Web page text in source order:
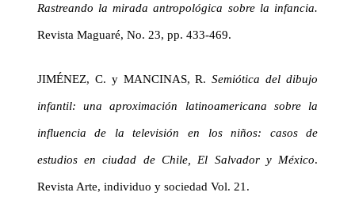
Rastreando la mirada antropológica sobre la infancia.
Revista Maguaré, No. 23, pp. 433-469.
JIMÉNEZ, C. y MANCINAS, R.Semiótica del dibujo
infantil: una aproximación latinoamericana sobre la
influencia de la televisión en los niños: casos de
estudios en ciudad de Chile, El Salvador y México.
Revista Arte, individuo y sociedad Vol. 21.